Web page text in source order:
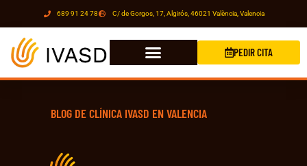
689 91 24 78 C/ de Gorgos, 17, Algirós, 46021 València, Valencia
PEDIR CITA
BLOG DE CLÍNICA IVASD EN VALENCIA